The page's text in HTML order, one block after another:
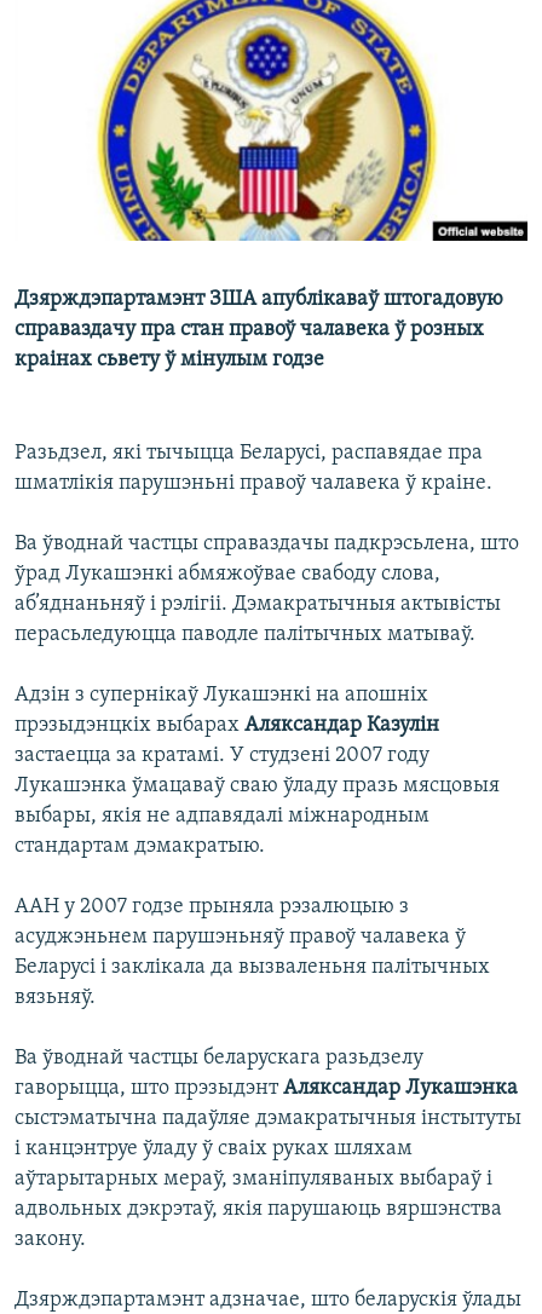
КАЛЯНДАР
НА ХВАЛЯХ СВАБОДЫ
Дзярждэпартамэнт ЗША апублікаваў штогадовую
справаздачу пра стан правоў чалавека ў розных
краінах сьвету ў мінулым годзе
Разьдзел, які тычыцца Беларусі, распавядае пра
шматлікія парушэньні правоў чалавека ў краіне.
Ва ўводнай частцы справаздачы падкрэсьлена, што
ўрад Лукашэнкі абмяжоўвае свабоду слова,
аб’яднаньняў і рэлігіі. Дэмакратычныя актывісты
перасьледуюцца паводле палітычных матываў.
Адзін з супернікаў Лукашэнкі на апошніх
прэзыдэнцкіх выбарах Аляксандар Казулін
застаецца за кратамі. У студзені 2007 году
Лукашэнка ўмацаваў сваю ўладу празь мясцовыя
выбары, якія не адпавядалі міжнародным
стандартам дэмакратыю.
ААН у 2007 годзе прыняла рэзалюцыю з
асуджэньнем парушэньняў правоў чалавека ў
Беларусі і заклікала да вызваленьня палітычных
вязьняў.
Ва ўводнай частцы беларускага разьдзелу
гаворыцца, што прэзыдэнтАляксандар Лукашэнка
сыстэматычна падаўляе дэмакратычныя інстытуты
і канцэнтруе ўладу ў сваіх руках шляхам
аўтарытарных мераў, зманіпуляваных выбараў і
адвольных дэкрэтаў, якія парушаюць вяршэнства
закону.
Дзярждэпартамэнт адзначае, што беларускія ўлады